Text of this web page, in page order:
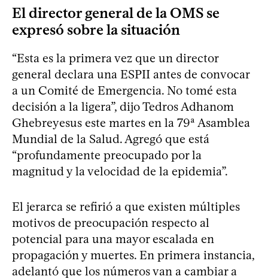
El director general de la OMS se
expresó sobre la situación
“Esta es la primera vez que un director
general declara una ESPII antes de convocar
a un Comité de Emergencia. No tomé esta
decisión a la ligera”, dijo Tedros Adhanom
Ghebreyesus este martes en la 79ª Asamblea
Mundial de la Salud. Agregó que está
“profundamente preocupado por la
magnitud y la velocidad de la epidemia”.
El jerarca se refirió a que existen múltiples
motivos de preocupación respecto al
potencial para una mayor escalada en
propagación y muertes. En primera instancia,
adelantó que los números van a cambiar a